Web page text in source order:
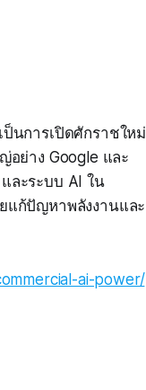
นการเปิดศักราชใหม่
อย่าง Google และ
ละระบบ AI ใน
แก้ปัญหาพลังงานและ
ai-power/